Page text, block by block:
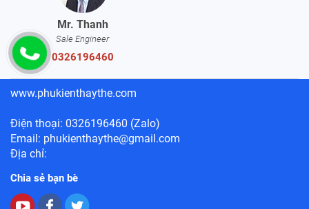
Mr. Thanh
Sale Engineer
0326196460
www.phukienthaythe.com
Điện thoại: 0326196460 (Zalo)
Email: phukienthaythe@gmail.com
Địa chỉ:
Chia sẻ bạn bè